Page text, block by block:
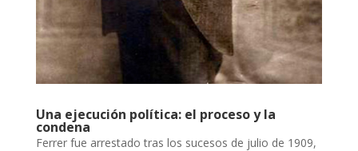
Una ejecución política: el proceso y la
condena
Ferrer fue arrestado tras los sucesos de julio de 1909,